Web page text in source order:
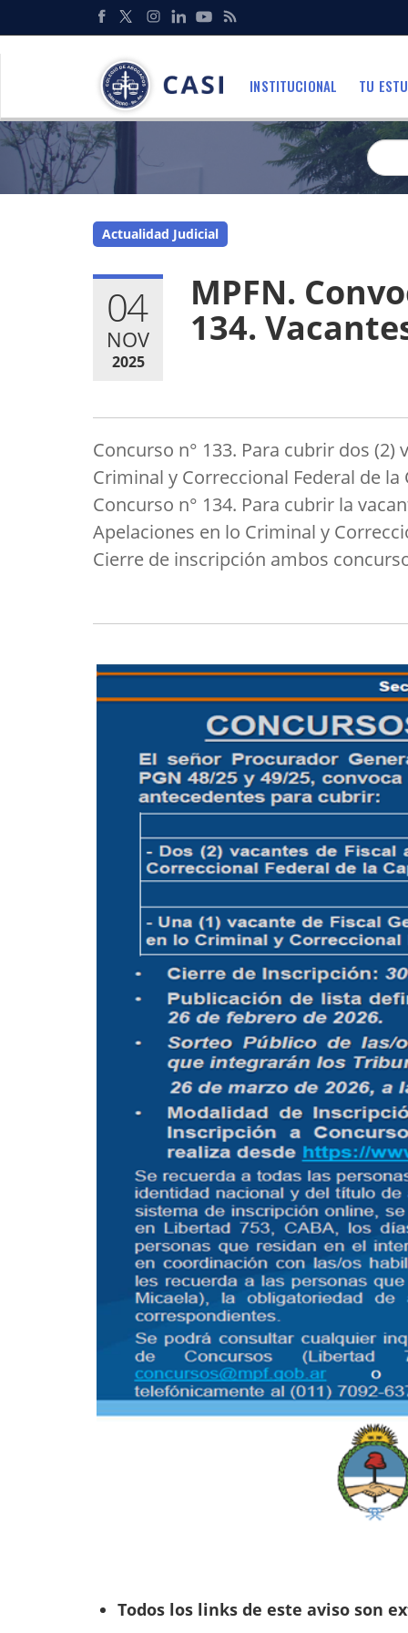
Redes
Sociales
Menu INSTITUCIONAL TU
Actualidad Judicial
04
NOV
2025
MPFN.
134.
Concurso n° 133. Para cubrir dos (2)
Criminal y Correccional Federal de la
Concurso n° 134. Para cubrir la
Apelaciones en lo Criminal y
Cierre de inscripción ambos
Todos los links de este aviso son